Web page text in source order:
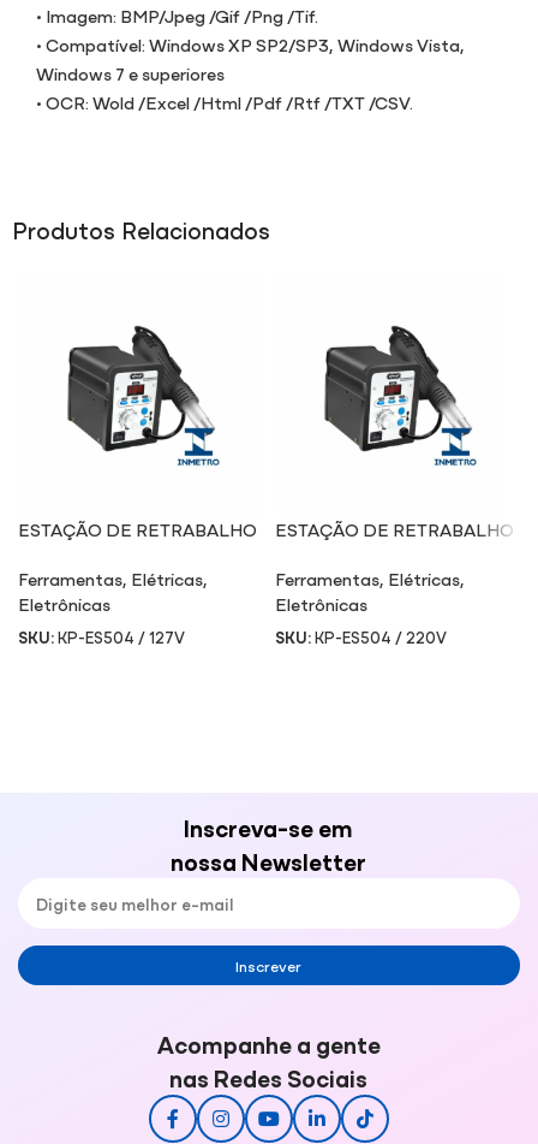
• Imagem: BMP/Jpeg /Gif /Png /Tif.
• Compatível: Windows XP SP2/SP3, Windows Vista,
Windows 7 e superiores
• OCR: Wold /Excel /Html /Pdf /Rtf /TXT /CSV.
Produtos Relacionados
ESTAÇÃO DE RETRABALHO
Ferramentas, Elétricas,
Eletrônicas
SKU:KP-ES504 / 127V
ESTAÇÃO DE RETRABALHO
Ferramentas, Elétricas,
Eletrônicas
SKU:KP-ES504 / 220V
Inscreva-se em
nossa Newsletter
Inscrever
Acompanhe a gente
nas Redes Sociais